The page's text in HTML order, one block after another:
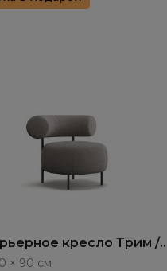
кресло Трим /
× 90 см